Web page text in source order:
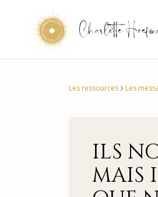
Charlotte
Les ressources Les
ILS
MAIS